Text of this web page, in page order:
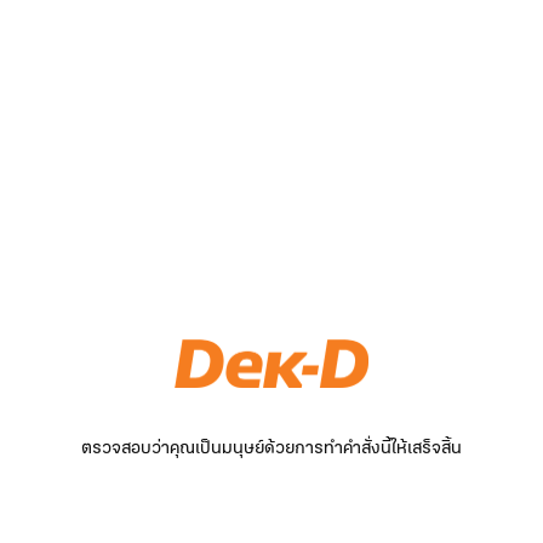
ตรวจสอบว่าคุณเป็นมนุษย์ด้วยการทำคำสั่งนี้ให้เสร็จสิ้น